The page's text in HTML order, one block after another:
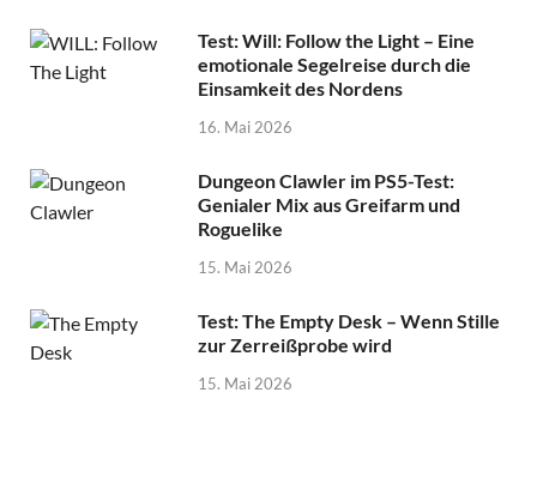
Test: Will: Follow the Light – Eine
emotionale Segelreise durch die
Einsamkeit des Nordens
16. Mai 2026
Dungeon Clawler im PS5-Test:
Genialer Mix aus Greifarm und
Roguelike
15. Mai 2026
Test: The Empty Desk – Wenn Stille
zur Zerreißprobe wird
15. Mai 2026